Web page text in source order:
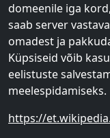
domeenile iga
saab server
omadest ja
Küpsiseid võib
eelistuste
meelespidamiseks.
https://